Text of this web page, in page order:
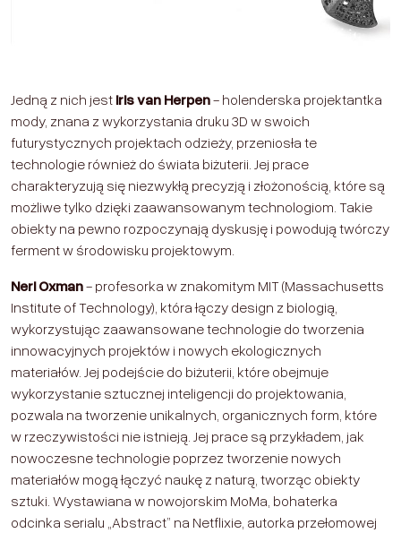
Jedną z nich jest Iris van Herpen- holenderska projektantka
mody, znana z wykorzystania druku 3D w swoich
futurystycznych projektach odzieży, przeniosła te
technologie również do świata biżuterii. Jej prace
charakteryzują się niezwykłą precyzją i złożonością, które są
możliwe tylko dzięki zaawansowanym technologiom. Takie
obiekty na pewno rozpoczynają dyskusję i powodują twórczy
ferment w środowisku projektowym.
Neri Oxman- profesorka w znakomitym MIT (Massachusetts
Institute of Technology), która łączy design z biologią,
wykorzystując zaawansowane technologie do tworzenia
innowacyjnych projektów i nowych ekologicznych
materiałów. Jej podejście do biżuterii, które obejmuje
wykorzystanie sztucznej inteligencji do projektowania,
pozwala na tworzenie unikalnych, organicznych form, które
w rzeczywistości nie istnieją. Jej prace są przykładem, jak
nowoczesne technologie poprzez tworzenie nowych
materiałów mogą łączyć naukę z naturą, tworząc obiekty
sztuki. Wystawiana w nowojorskim MoMa, bohaterka
odcinka serialu „Abstract” na Netflixie, autorka przełomowej